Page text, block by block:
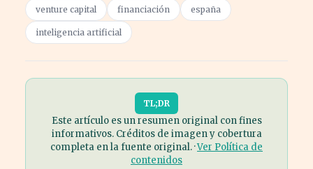
venture capital financiación españa
inteligencia artificial
TL;DR
Este artículo es un resumen original con fines
informativos. Créditos de imagen y cobertura
completa en la fuente original. ·Ver Política de
contenidos